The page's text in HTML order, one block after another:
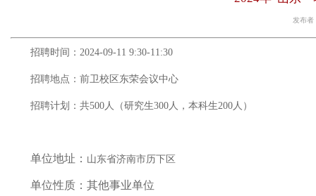
发布者
招聘时间： 2024-09-11 9:30-11:30
招聘地点：前卫校区东荣会议中心
招聘计划：共500人（研究生300人，本科生200人）
单位地址： 山东省济南市历下区
单位性质：其他事业单位